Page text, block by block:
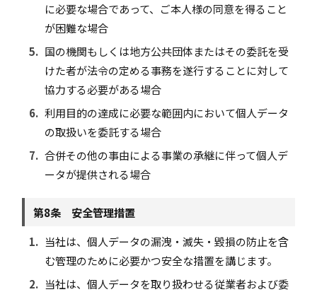
に必要な場合であって、ご本人様の同意を得ること
が困難な場合
5. 国の機関もしくは地方公共団体またはその委託を受
けた者が法令の定める事務を遂行することに対して
協力する必要がある場合
6. 利用目的の達成に必要な範囲内において個人データ
の取扱いを委託する場合
7. 合併その他の事由による事業の承継に伴って個人デ
ータが提供される場合
第8条 安全管理措置
1. 当社は、個人データの漏洩・滅失・毀損の防止を含
む管理のために必要かつ安全な措置を講じます。
2. 当社は、個人データを取り扱わせる従業者および委